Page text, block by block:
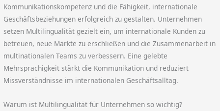
Kommunikationskompetenz und die Fähigkeit, internationale
Geschäftsbeziehungen erfolgreich zu gestalten. Unternehmen
setzen Multilingualität gezielt ein, um internationale Kunden zu
betreuen, neue Märkte zu erschließen und die Zusammenarbeit in
multinationalen Teams zu verbessern. Eine gelebte
Mehrsprachigkeit stärkt die Kommunikation und reduziert
Missverständnisse im internationalen Geschäftsalltag.
Warum ist Multilingualität für Unternehmen so wichtig?